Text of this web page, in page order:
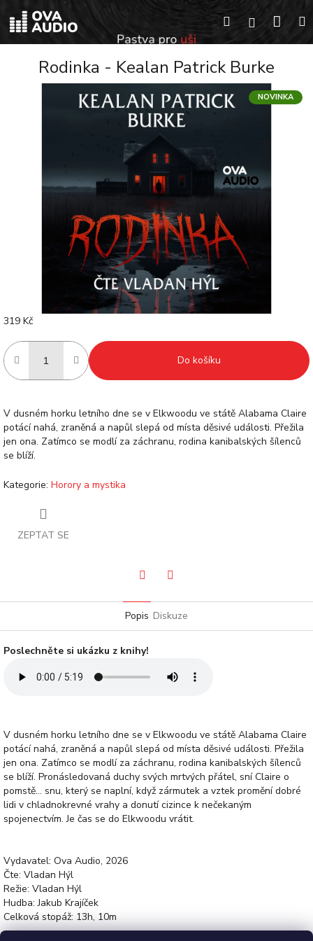
na
obsah
HledatPřihlášení
Rodinka - Kealan Patrick Burke
NOVINKA
319 Kč
cena:
Do košíku
V dusném horku letního dne se v Elkwoodu ve státě Alabama Claire
potácí nahá, zraněná a napůl slepá od místa děsivé události. Přežila
jen ona. Zatímco se modlí za záchranu, rodina kanibalských šílenců
se blíží.
Kategorie: Horory a mystika
ZEPTAT SE
Popis Diskuze
Poslechněte si ukázku z knihy!
V dusném horku letního dne se v Elkwoodu ve státě Alabama Claire
potácí nahá, zraněná a napůl slepá od místa děsivé události. Přežila
jen ona. Zatímco se modlí za záchranu, rodina kanibalských šílenců
se blíží. Pronásledovaná duchy svých mrtvých přátel, sní Claire o
pomstě… snu, který se naplní, když zármutek a vztek promění dobré
lidi v chladnokrevné vrahy a donutí cizince k nečekaným
spojenectvím. Je čas se do Elkwoodu vrátit.
Vydavatel: Ova Audio, 2026
Čte: Vladan Hýl
Režie: Vladan Hýl
Hudba: Jakub Krajíček
Celková stopáž: 13h, 10m